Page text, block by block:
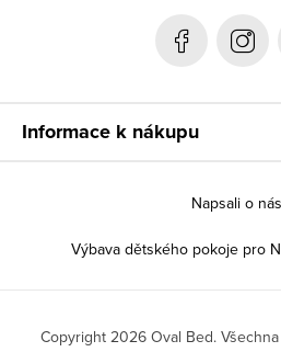
Informace k nákupu
Napsali o nás
Výbava dětského pokoje pro
Copyright 2026 Oval Bed.